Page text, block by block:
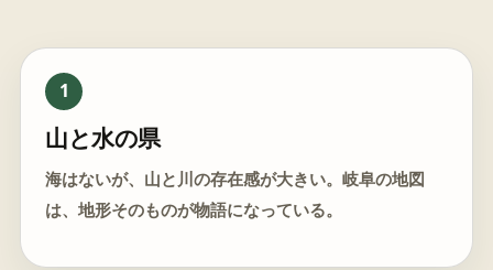
1
山と水の県
海はないが、山と川の存在感が大きい。岐阜の地図
は、地形そのものが物語になっている。